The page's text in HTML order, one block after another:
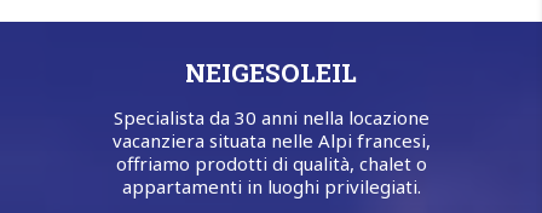
NEIGESOLEIL
Specialista da 30 anni nella locazione
vacanziera situata nelle Alpi francesi,
offriamo prodotti di qualità, chalet o
appartamenti in luoghi privilegiati.